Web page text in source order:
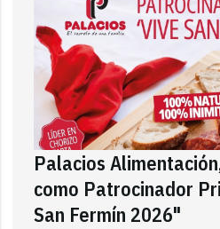
Palacios
como Patrocinador
San Fermín 2026"